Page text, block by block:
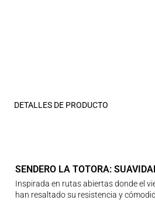
DETALLES DE PRODUCTO
SENDERO LA TOTORA:
Inspirada en rutas abiertas donde el
han resaltado su resistencia y